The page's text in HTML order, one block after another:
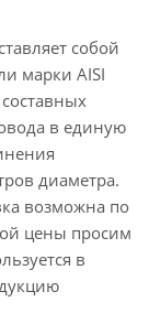
собой
марки AISI
в единую
диаметра.
возможна по
цены просим
в